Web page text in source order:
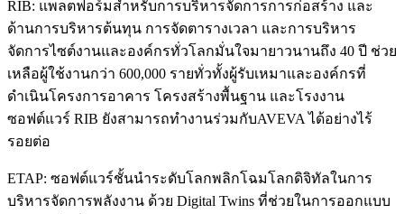
RIB: แพลตฟอร์มสำหรับการบริหารจัดการการก่อสร้าง และ
ด้านการบริหารต้นทุน การจัดตารางเวลา และการบริหาร
จัดการไซต์งานและองค์กรทั่วโลกมั่นใจมายาวนานถึง 40 ปี ช่วย
เหลือผู้ใช้งานกว่า 600,000 รายทั่วทั้งผู้รับเหมาและองค์กรที่
ดำเนินโครงการอาคาร โครงสร้างพื้นฐาน และโรงงาน
ซอฟต์แวร์ RIB ยังสามารถทำงานร่วมกับAVEVA ได้อย่างไร้
รอยต่อ
ETAP: ซอฟต์แวร์ชั้นนำระดับโลกพลิกโฉมโลกดิจิทัลในการ
บริหารจัดการพลังงาน ด้วย Digital Twins ที่ช่วยในการออกแบบ